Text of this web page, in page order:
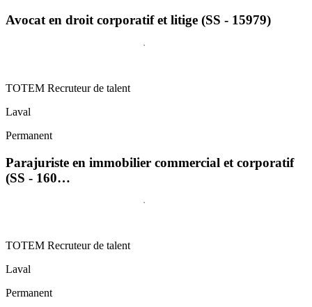
Avocat en droit corporatif et litige (SS - 15979)
TOTEM Recruteur de talent
Laval
Permanent
Parajuriste en immobilier commercial et corporatif
(SS - 160…
TOTEM Recruteur de talent
Laval
Permanent